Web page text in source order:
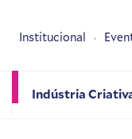
Indústria
Institucional